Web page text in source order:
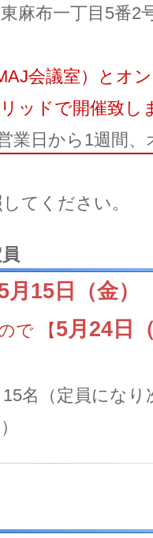
麻布一丁目5番2
会議室）とオ
ッドで開催致し
業日から1週間
てください。
15日（金）
で 【5月24日
15名（定員にな